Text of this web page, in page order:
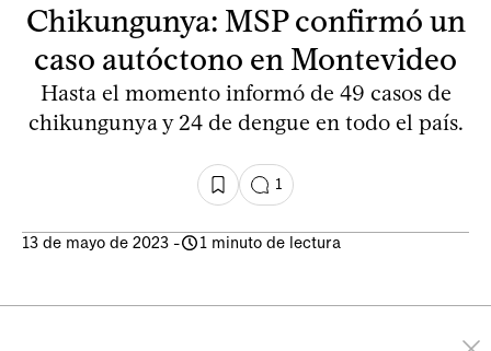
Chikungunya: MSP confirmó un
caso autóctono en Montevideo
Hasta el momento informó de 49 casos de
chikungunya y 24 de dengue en todo el país.
1
13 de mayo de 2023 - 1 minuto de lectura